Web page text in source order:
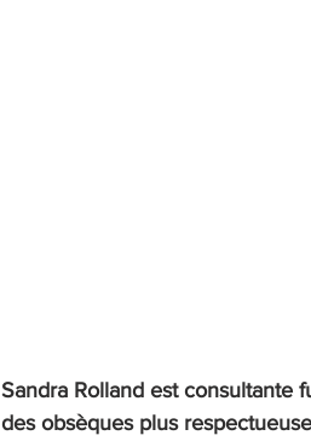
Sandra Rolland est consultante
des obsèques plus